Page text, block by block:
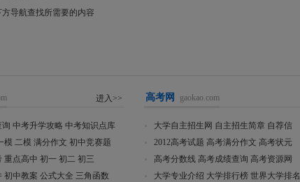
导航查找所需要的内容
进入>>
询 中考升学攻略 中考知识点库
模 二模 满分作文 初中竞赛题
重点高中 初一 初二 初三
初中教案 公式大全 三角函数
高考网 gaokao.com
大学自主招生网 自主招生简章 自荐信
2012高考试题 高考满分作文 高考状元
高考分数线 高考成绩查询 高考资源网
大学专业介绍 大学排行榜 世界大学排名